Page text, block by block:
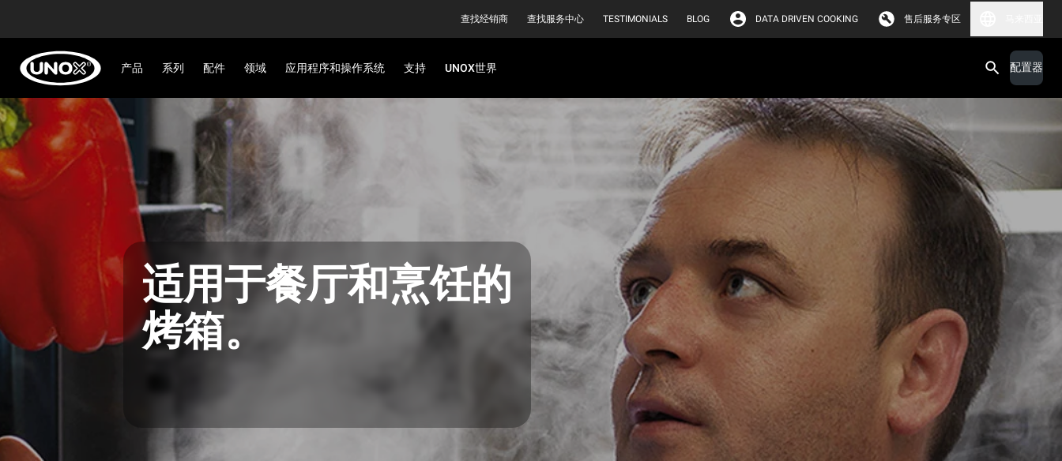
查找经销商 查找服务中心 TESTIMONIALS BLOG DATA DRIVEN COOKING 售后服务专区
产品 系列 配件 领域 应用程序和操作系统 支持 UNOX世界 配置器
适用于餐厅和烹饪的
烤箱。